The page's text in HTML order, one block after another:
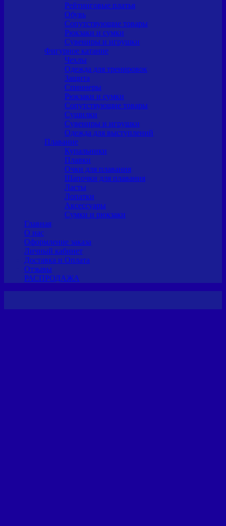
Рейтинговые платья
Обувь
Сопутствующие товары
Рюкзаки и сумки
Сувениры и игрушки
Фигурное катание
Чехлы
Одежда для тренировок
Защита
Спиннеры
Рюкзаки и сумки
Сопутствующие товары
Сушилки
Сувениры и игрушки
Одежда для выступлений
Плавание
Купальники
Плавки
Очки для плавания
Шапочки для плавания
Ласты
Лопатки
Аксессуары
Сумки и рюкзаки
Главная
О нас
Оформление заказа
Личный кабинет
Доставка и Оплата
Отзывы
РАСПРОДАЖА